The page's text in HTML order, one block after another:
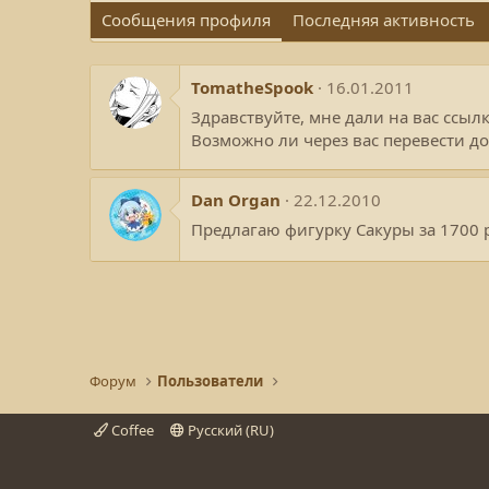
Сообщения профиля Последняя активность
TomatheSpook
16.01.2011
Здравствуйте, мне дали на вас
Возможно ли через вас перевести
Dan Organ
22.12.2010
Предлагаю фигурку Сакуры за 1700
Форум Пользователи
Coffee Русский (RU)